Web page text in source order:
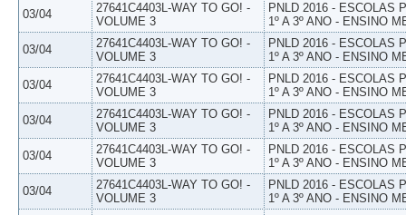
03/04
27641C4403L-WAY TO GO! -
VOLUME 3
PNLD 2016 - ESCOLAS
1º A 3º ANO - ENSINO
03/04
27641C4403L-WAY TO GO! -
VOLUME 3
PNLD 2016 - ESCOLAS
1º A 3º ANO - ENSINO
03/04
27641C4403L-WAY TO GO! -
VOLUME 3
PNLD 2016 - ESCOLAS
1º A 3º ANO - ENSINO
03/04
27641C4403L-WAY TO GO! -
VOLUME 3
PNLD 2016 - ESCOLAS
1º A 3º ANO - ENSINO
03/04
27641C4403L-WAY TO GO! -
VOLUME 3
PNLD 2016 - ESCOLAS
1º A 3º ANO - ENSINO
03/04
27641C4403L-WAY TO GO! -
VOLUME 3
PNLD 2016 - ESCOLAS
1º A 3º ANO - ENSINO